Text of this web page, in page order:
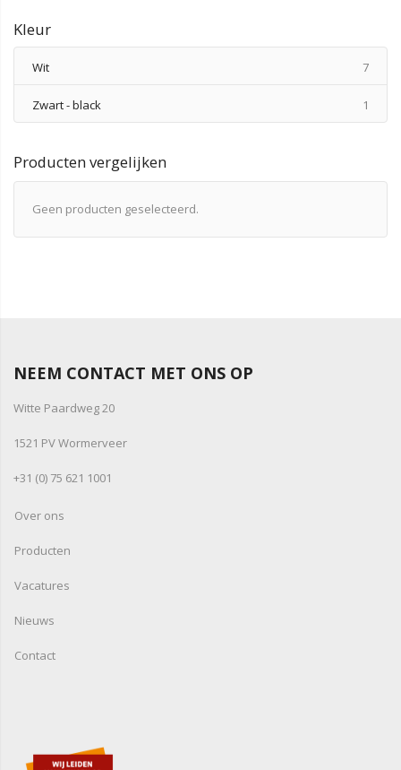
Kleur
Wit 7
Zwart - black 1
Producten vergelijken
Geen producten geselecteerd.
NEEM CONTACT MET ONS OP
Witte Paardweg 20
1521 PV Wormerveer
+31 (0) 75 621 1001
Over ons
Producten
Vacatures
Nieuws
Contact